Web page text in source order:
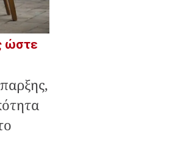
ώστε